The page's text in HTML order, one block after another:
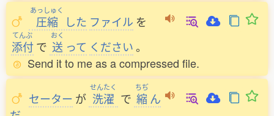
あっしゅく
圧縮 した ファイル を
てんぷ
添付 で
おく
送 って ください。
Send it to me as a compressed file.
セーター が
せんたく
洗濯 で
ちぢ
縮 ん